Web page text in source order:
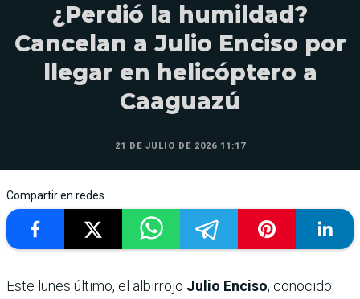
¿Perdió la humildad?
Cancelan a Julio Enciso por
llegar en helicóptero a
Caaguazú
21 DE JULIO DE 2026 11:17
Compartir en redes
Este lunes último, el albirrojo Julio Enciso, conocido